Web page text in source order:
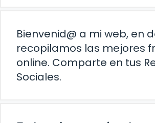
Bienvenid@ a mi web, en
recopilamos las mejores
online. Comparte en tus
Sociales.